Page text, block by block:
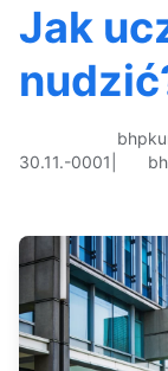
Jak
30.11.-0001
bhp